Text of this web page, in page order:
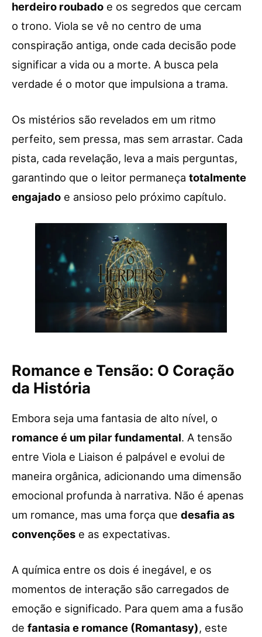
herdeiro roubado e os segredos que cercam
o trono. Viola se vê no centro de uma
conspiração antiga, onde cada decisão pode
significar a vida ou a morte. A busca pela
verdade é o motor que impulsiona a trama.
Os mistérios são revelados em um ritmo
perfeito, sem pressa, mas sem arrastar. Cada
pista, cada revelação, leva a mais perguntas,
garantindo que o leitor permaneça totalmente
engajado e ansioso pelo próximo capítulo.
Romance e Tensão: O Coração
da História
Embora seja uma fantasia de alto nível, o
romance é um pilar fundamental. A tensão
entre Viola e Liaison é palpável e evolui de
maneira orgânica, adicionando uma dimensão
emocional profunda à narrativa. Não é apenas
um romance, mas uma força que desafia as
convenções e as expectativas.
A química entre os dois é inegável, e os
momentos de interação são carregados de
emoção e significado. Para quem ama a fusão
de fantasia e romance (Romantasy), este